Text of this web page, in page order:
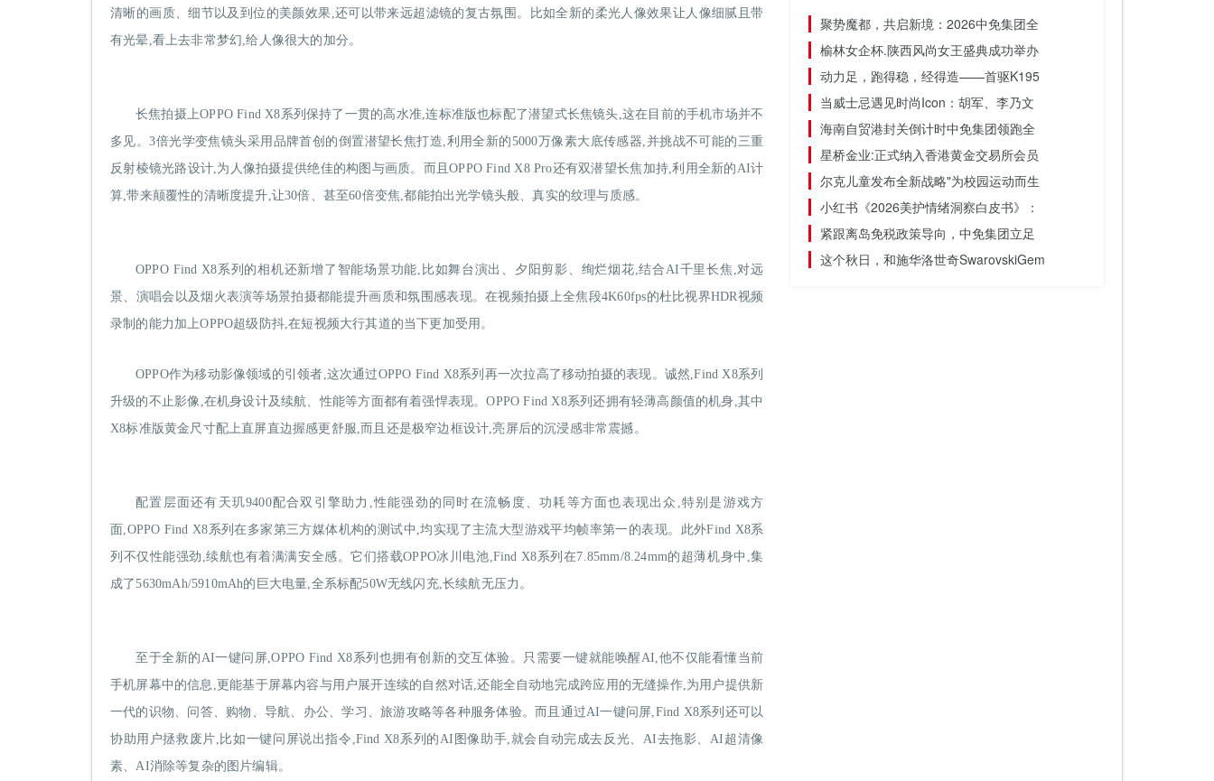
清晰的画质、细节以及到位的美颜效果,还可以带来远超滤镜的复古氛围。比如全新的柔光人像效果让人像细腻且带
有光晕,看上去非常梦幻,给人像很大的加分。
长焦拍摄上OPPO Find X8系列保持了一贯的高水准,连标准版也标配了潜望式长焦镜头,这在目前的手机市场并不
多见。3倍光学变焦镜头采用品牌首创的倒置潜望长焦打造,利用全新的5000万像素大底传感器,并挑战不可能的三重
反射棱镜光路设计,为人像拍摄提供绝佳的构图与画质。而且OPPO Find X8 Pro还有双潜望长焦加持,利用全新的AI计
算,带来颠覆性的清晰度提升,让30倍、甚至60倍变焦,都能拍出光学镜头般、真实的纹理与质感。
OPPO Find X8系列的相机还新增了智能场景功能,比如舞台演出、夕阳剪影、绚烂烟花,结合AI千里长焦,对远
景、演唱会以及烟火表演等场景拍摄都能提升画质和氛围感表现。在视频拍摄上全焦段4K60fps的杜比视界HDR视频
录制的能力加上OPPO超级防抖,在短视频大行其道的当下更加受用。
OPPO作为移动影像领域的引领者,这次通过OPPO Find X8系列再一次拉高了移动拍摄的表现。诚然,Find X8系列
升级的不止影像,在机身设计及续航、性能等方面都有着强悍表现。OPPO Find X8系列还拥有轻薄高颜值的机身,其中
X8标准版黄金尺寸配上直屏直边握感更舒服,而且还是极窄边框设计,亮屏后的沉浸感非常震撼。
配置层面还有天玑9400配合双引擎助力,性能强劲的同时在流畅度、功耗等方面也表现出众,特别是游戏方
面,OPPO Find X8系列在多家第三方媒体机构的测试中,均实现了主流大型游戏平均帧率第一的表现。此外Find X8系
列不仅性能强劲,续航也有着满满安全感。它们搭载OPPO冰川电池,Find X8系列在7.85mm/8.24mm的超薄机身中,集
成了5630mAh/5910mAh的巨大电量,全系标配50W无线闪充,长续航无压力。
至于全新的AI一键问屏,OPPO Find X8系列也拥有创新的交互体验。只需要一键就能唤醒AI,他不仅能看懂当前
手机屏幕中的信息,更能基于屏幕内容与用户展开连续的自然对话,还能全自动地完成跨应用的无缝操作,为用户提供新
一代的识物、问答、购物、导航、办公、学习、旅游攻略等各种服务体验。而且通过AI一键问屏,Find X8系列还可以
协助用户拯救废片,比如一键问屏说出指令,Find X8系列的AI图像助手,就会自动完成去反光、AI去拖影、AI超清像
素、AI消除等复杂的图片编辑。
聚势魔都，共启新境：2026中免集团全
榆林女企杯.陕西风尚女王盛典成功举办
动力足，跑得稳，经得造——首驱K195
当威士忌遇见时尚Icon：胡军、李乃文
海南自贸港封关倒计时中免集团领跑全
星桥金业:正式纳入香港黄金交易所会员
尔克儿童发布全新战略"为校园运动而生
小红书《2026美护情绪洞察白皮书》：
紧跟离岛免税政策导向，中免集团立足
这个秋日，和施华洛世奇SwarovskiGem